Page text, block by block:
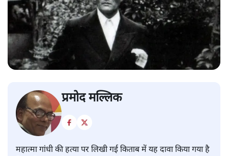
प्रमोद मल्लिक
महात्मा गांधी की हत्या पर लिखी गई किताब में यह दावा किया गया है